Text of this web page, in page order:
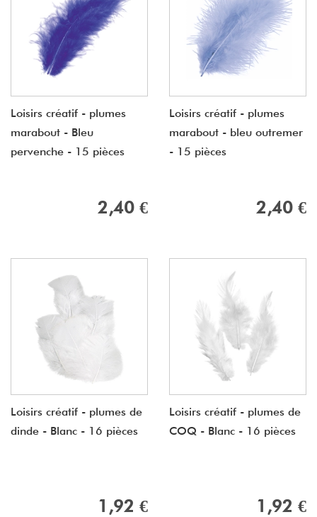
Loisirs créatif - plumes
marabout - Bleu
pervenche - 15 pièces
2,40 €
Loisirs créatif - plumes
marabout - bleu outremer
- 15 pièces
2,40 €
Loisirs créatif - plumes de
dinde - Blanc - 16 pièces
1,92 €
Loisirs créatif - plumes de
COQ - Blanc - 16 pièces
1,92 €